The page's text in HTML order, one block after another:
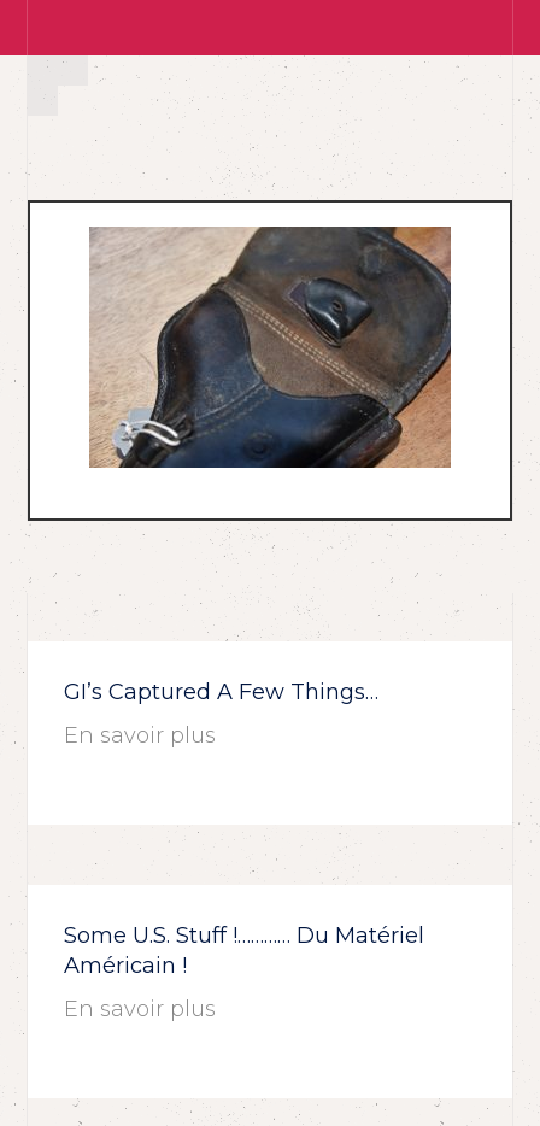
GI’s Captured A Few Things…
En savoir plus
Some U.S. Stuff !………… Du Matériel
Américain !
En savoir plus